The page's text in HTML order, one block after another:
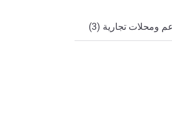
ومحلات تجارية (3)